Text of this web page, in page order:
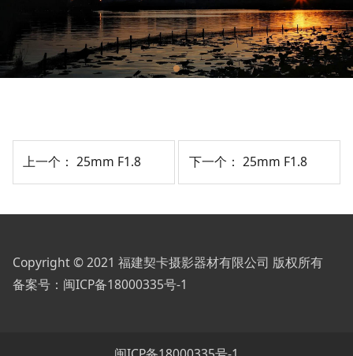
上一个：25mm F1.8 下一个： 25mm F1.8
Copyright © 2021 福建契卡摄影器材有限公司 版权所有
备案号： 闽ICP备18000335号-1